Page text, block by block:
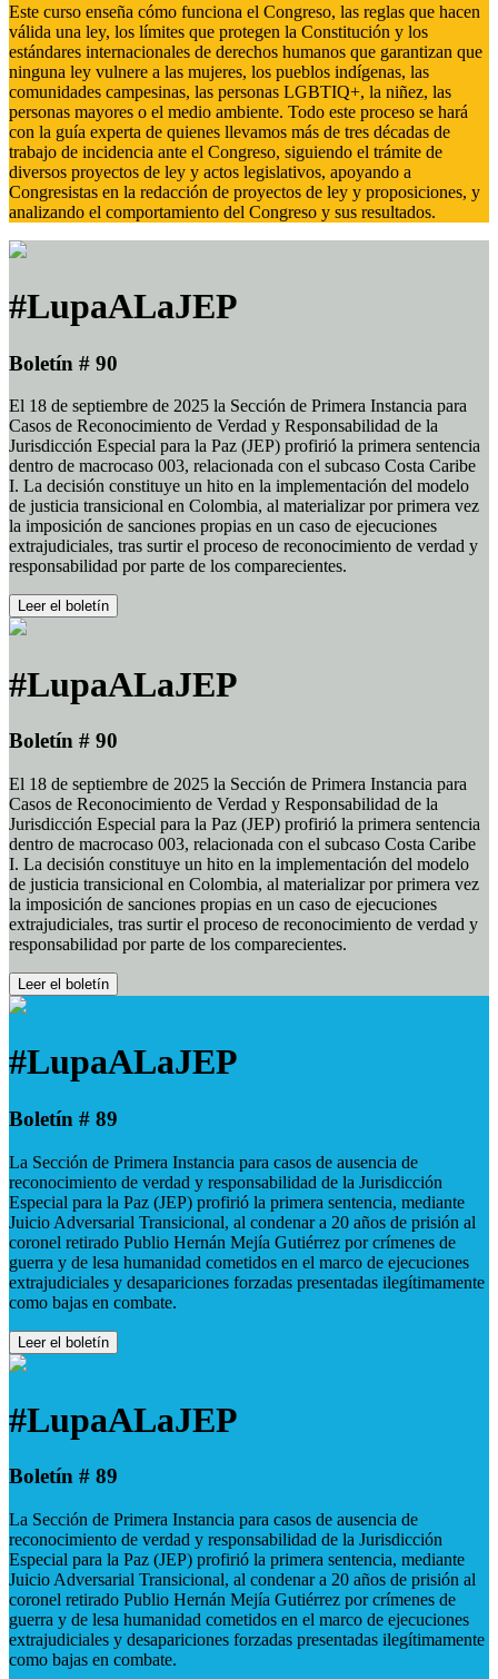
Este curso enseña cómo funciona el Congreso, las reglas que hacen
válida una ley, los límites que protegen la Constitución y los
estándares internacionales de derechos humanos que garantizan que
ninguna ley vulnere a las mujeres, los pueblos indígenas, las
comunidades campesinas, las personas LGBTIQ+, la niñez, las
personas mayores o el medio ambiente. Todo este proceso se hará
con la guía experta de quienes llevamos más de tres décadas de
trabajo de incidencia ante el Congreso, siguiendo el trámite de
diversos proyectos de ley y actos legislativos, apoyando a
Congresistas en la redacción de proyectos de ley y proposiciones, y
analizando el comportamiento del Congreso y sus resultados.
#LupaALaJEP
Boletín # 90
El 18 de septiembre de 2025 la Sección de Primera Instancia para
Casos de Reconocimiento de Verdad y Responsabilidad de la
Jurisdicción Especial para la Paz (JEP) profirió la primera sentencia
dentro de macrocaso 003, relacionada con el subcaso Costa Caribe
I. La decisión constituye un hito en la implementación del modelo
de justicia transicional en Colombia, al materializar por primera vez
la imposición de sanciones propias en un caso de ejecuciones
extrajudiciales, tras surtir el proceso de reconocimiento de verdad y
responsabilidad por parte de los comparecientes.
Leer el boletín
#LupaALaJEP
Boletín # 90
El 18 de septiembre de 2025 la Sección de Primera Instancia para
Casos de Reconocimiento de Verdad y Responsabilidad de la
Jurisdicción Especial para la Paz (JEP) profirió la primera sentencia
dentro de macrocaso 003, relacionada con el subcaso Costa Caribe
I. La decisión constituye un hito en la implementación del modelo
de justicia transicional en Colombia, al materializar por primera vez
la imposición de sanciones propias en un caso de ejecuciones
extrajudiciales, tras surtir el proceso de reconocimiento de verdad y
responsabilidad por parte de los comparecientes.
Leer el boletín
#LupaALaJEP
Boletín # 89
La Sección de Primera Instancia para casos de ausencia de
reconocimiento de verdad y responsabilidad de la Jurisdicción
Especial para la Paz (JEP) profirió la primera sentencia, mediante
Juicio Adversarial Transicional, al condenar a 20 años de prisión al
coronel retirado Publio Hernán Mejía Gutiérrez por crímenes de
guerra y de lesa humanidad cometidos en el marco de ejecuciones
extrajudiciales y desapariciones forzadas presentadas ilegítimamente
como bajas en combate.
Leer el boletín
#LupaALaJEP
Boletín # 89
La Sección de Primera Instancia para casos de ausencia de
reconocimiento de verdad y responsabilidad de la Jurisdicción
Especial para la Paz (JEP) profirió la primera sentencia, mediante
Juicio Adversarial Transicional, al condenar a 20 años de prisión al
coronel retirado Publio Hernán Mejía Gutiérrez por crímenes de
guerra y de lesa humanidad cometidos en el marco de ejecuciones
extrajudiciales y desapariciones forzadas presentadas ilegítimamente
como bajas en combate.